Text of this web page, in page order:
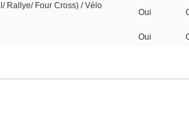
Rallye/ Four Cross) / Vélo
Oui
Oui